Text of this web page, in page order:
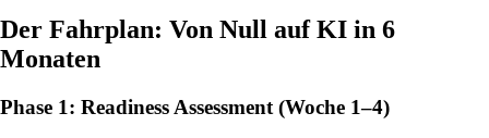
Der Fahrplan: Von Null auf KI in 6
Monaten
Phase 1: Readiness Assessment (Woche 1–4)